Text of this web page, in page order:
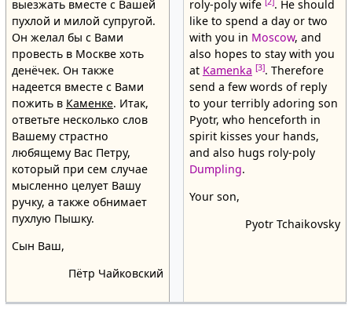
выезжать вместе с Вашей
пухлой и милой супругой.
Он желал бы с Вами
провесть в Москве хоть
денёчек. Он также
надеется вместе с Вами
пожить в Каменке. Итак,
ответьте несколько слов
Вашему страстно
любящему Вас Петру,
который при сем случае
мысленно целует Вашу
ручку, а также обнимает
пухлую Пышку.
Сын Ваш,
Пётр Чайковский
roly-poly wife
. He should
like to spend a day or two
with you in Moscow, and
also hopes to stay with you
at Kamenka [3]. Therefore
send a few words of reply
to your terribly adoring son
Pyotr, who henceforth in
spirit kisses your hands,
and also hugs roly-poly
Dumpling.
Your son,
Pyotr Tchaikovsky